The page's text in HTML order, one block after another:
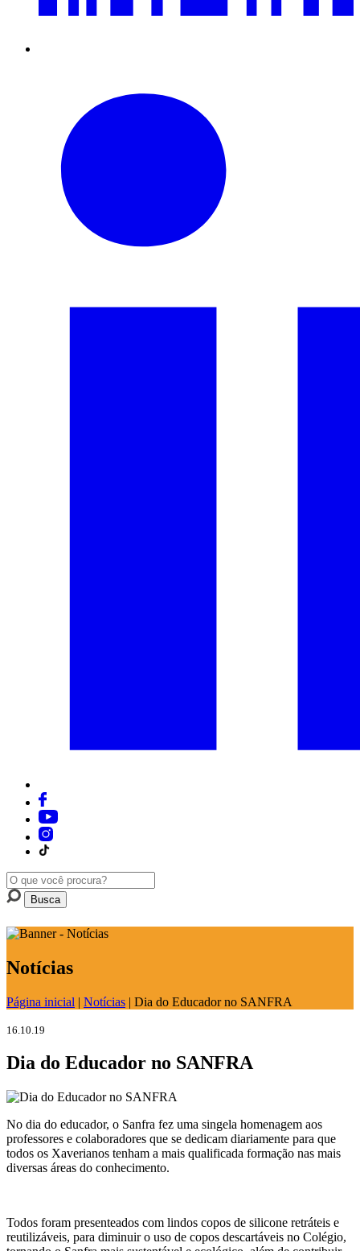
Notícias
Página inicial | Notícias | Dia do Educador no SANFRA
16.10.19
Dia do Educador no SANFRA
No dia do educador, o Sanfra fez uma singela homenagem aos
professores e colaboradores que se dedicam diariamente para que
todos os Xaverianos tenham a mais qualificada formação nas mais
diversas áreas do conhecimento.
Todos foram presenteados com lindos copos de silicone retráteis e
reutilizáveis, para diminuir o uso de copos descartáveis no Colégio,